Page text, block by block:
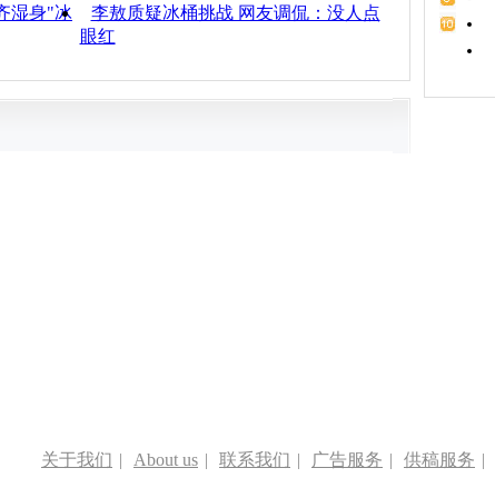
湿身"冰
李敖质疑冰桶挑战 网友调侃：没人点
眼红
关于我们 | About us | 联系我们 | 广告服务 | 供稿服务 |